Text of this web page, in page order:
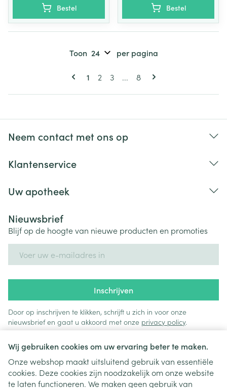
Wij gebruiken cookies om uw ervaring beter te maken.
Onze webshop maakt uitsluitend gebruik van essentiële
cookies. Deze cookies zijn noodzakelijk om onze website
te laten functioneren. We maken geen gebruik van
Bestel Bestel
Pagina's
U lees momenteel pagina
1 Pagina
2 Pagina
3 ... Pagina
8
Toon per pagina
Neem contact met ons op
Klantenservice
Uw apotheek
Nieuwsbrief
Blijf op de hoogte van nieuwe producten en promoties
Inschrijven
Door op inschrijven te klikken, schrijft u zich in voor onze
nieuwsbrief en gaat u akkoord met onze privacy policy.